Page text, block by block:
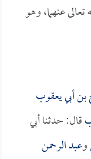
عنهما، وهو
أبي يعقوب
قال: حدثنا أبي
وعبد الرحمن